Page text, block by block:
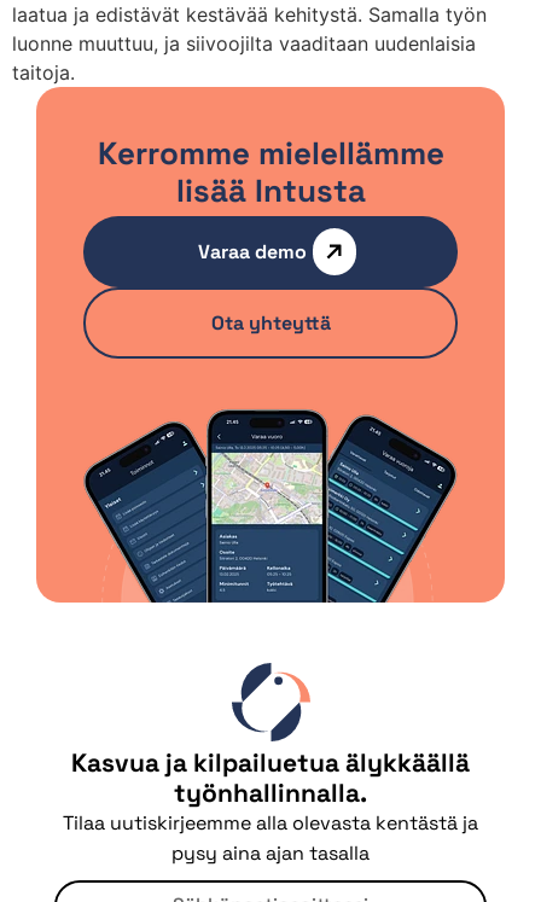
laatua ja edistävät kestävää kehitystä. Samalla työn
luonne muuttuu, ja siivoojilta vaaditaan uudenlaisia
taitoja.
Kerromme mielellämme
lisää Intusta
Varaa demo
Ota yhteyttä
Kasvua ja kilpailuetua älykkäällä
työnhallinnalla.
Tilaa uutiskirjeemme alla olevasta kentästä ja
pysy aina ajan tasalla